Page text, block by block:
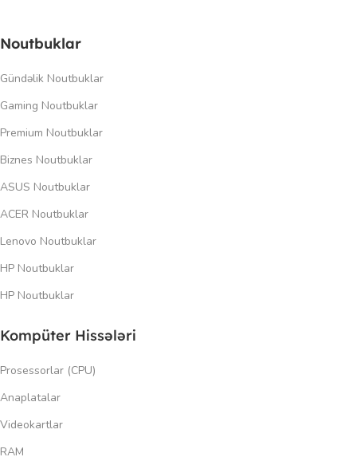
Noutbuklar
Gündəlik Noutbuklar
Gaming Noutbuklar
Premium Noutbuklar
Biznes Noutbuklar
ASUS Noutbuklar
ACER Noutbuklar
Lenovo Noutbuklar
HP Noutbuklar
HP Noutbuklar
Kompüter Hissələri
Prosessorlar (CPU)
Anaplatalar
Videokartlar
RAM